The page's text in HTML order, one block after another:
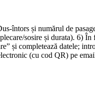
întors și numărul de
sosire și durata). 6)
și completează datele;
(cu cod QR) pe